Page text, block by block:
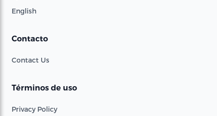
English
Contacto
Contact Us
Términos de uso
Privacy Policy